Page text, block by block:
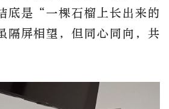
底是“一棵石榴上长出来的
屏相望，但同心同向，共